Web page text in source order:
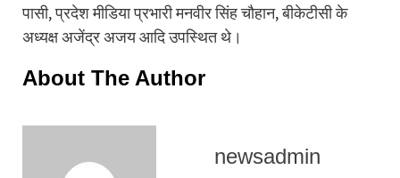
पासी, प्रदेश मीडिया प्रभारी मनवीर सिंह चौहान, बीकेटीसी के
अध्यक्ष अजेंद्र अजय आदि उपस्थित थे।
About The Author
newsadmin